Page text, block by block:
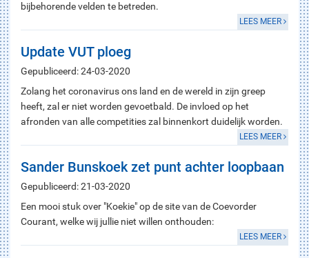
bijbehorende velden te betreden.
LEES MEER
Update VUT ploeg
Gepubliceerd: 24-03-2020
Zolang het coronavirus ons land en de wereld in zijn greep
heeft, zal er niet worden gevoetbald. De invloed op het
afronden van alle competities zal binnenkort duidelijk worden.
LEES MEER
Sander Bunskoek zet punt achter loopbaan
Gepubliceerd: 21-03-2020
Een mooi stuk over "Koekie" op de site van de Coevorder
Courant, welke wij jullie niet willen onthouden:
LEES MEER